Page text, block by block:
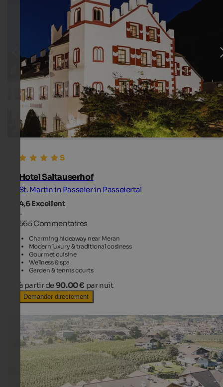
Hotel Saltauserhof
St. Martin in Passeier in Passeiertal
4,6Excellent
-
565 Commentaires
Charming hideaway near Meran
Modern luxury & traditional cosiness
Gourmet cuisine
Wellness & spa
Garden & tennis courts
à partir de90.00 € par nuit
Demander directement